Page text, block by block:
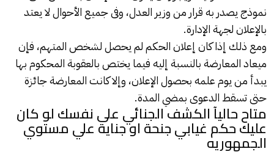
نموذج يصدر به قرار من وزير العدل، وفى جميع الأحوال لا يعتد
بالإعلان لجهة الإدارة.
ومع ذلك إذا كان إعلان الحكم لم يحصل لشخص المتهم، فإن
ميعاد المعارضة بالنسبة إليه فيما يختص بالعقوبة المحكوم بها
يبدأ من يوم علمه بحصول الإعلان، وإلا كانت المعارضة جائزة
حتى تسقط الدعوى بمضي المدة.
متاح حاليآ الكشف الجنائي على نفسك لو كان
عليك حكم غيابي جنحة او جناية علي مستوي
الجمهوريه